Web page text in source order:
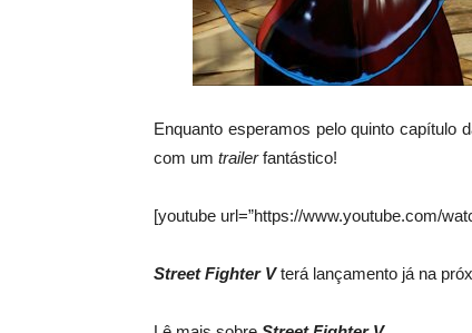
Enquanto esperamos pelo quinto capítulo
com um trailerfantástico!
[youtube url=”https://www.youtube.com/
Street Fighter Vterá lançamento já na